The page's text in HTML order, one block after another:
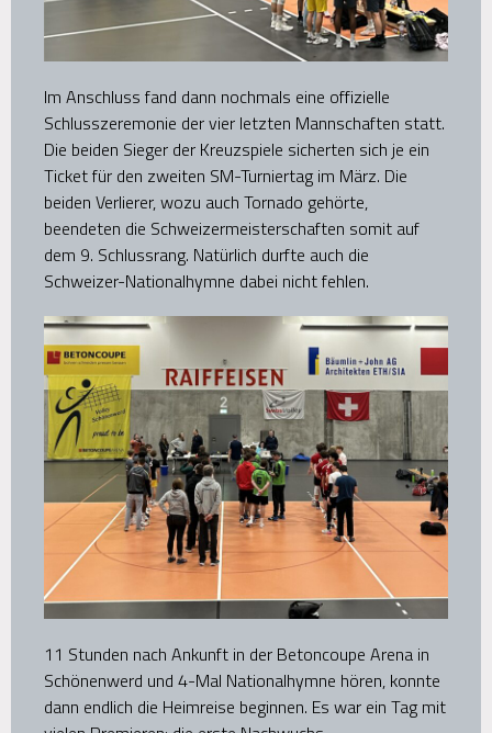
Im Anschluss fand dann nochmals eine offizielle
Schlusszeremonie der vier letzten Mannschaften statt.
Die beiden Sieger der Kreuzspiele sicherten sich je ein
Ticket für den zweiten SM-Turniertag im März. Die
beiden Verlierer, wozu auch Tornado gehörte,
beendeten die Schweizermeisterschaften somit auf
dem 9. Schlussrang. Natürlich durfte auch die
Schweizer-Nationalhymne dabei nicht fehlen.
11 Stunden nach Ankunft in der Betoncoupe Arena in
Schönenwerd und 4-Mal Nationalhymne hören, konnte
dann endlich die Heimreise beginnen. Es war ein Tag mit